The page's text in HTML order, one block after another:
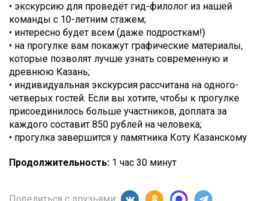
• экскурсию для проведёт гид-филолог из нашей
команды с 10-летним стажем;
• интересно будет всем (даже подросткам!)
• на прогулке вам покажут графические материалы,
которые позволят лучше узнать современную и
древнюю Казань;
• индивидуальная экскурсия рассчитана на одного-
четверых гостей. Если вы хотите, чтобы к прогулке
присоединилось больше участников, доплата за
каждого составит 850 рублей на человека;
• прогулка завершится у памятника Коту Казанскому
Продолжительность: 1 час 30 минут